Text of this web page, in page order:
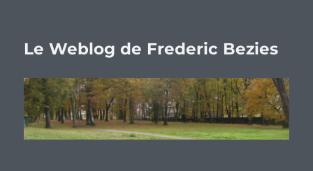
Le Weblog de Frederic Bezies